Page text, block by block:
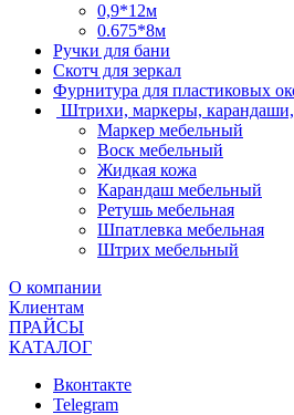
0,9*12м
0.675*8м
Ручки для бани
Скотч для зеркал
Фурнитура для пластиковых
Штрихи, маркеры,
Маркер мебельный
Воск мебельный
Жидкая кожа
Карандаш мебельный
Ретушь мебельная
Шпатлевка мебельная
Штрих мебельный
О компании
Клиентам
ПРАЙСЫ
КАТАЛОГ
Вконтакте
Telegram